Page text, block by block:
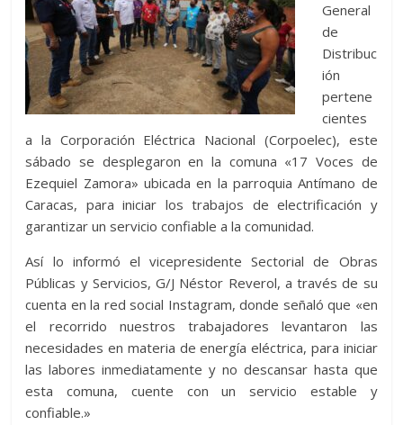
General
de
Distribuc
ión
pertene
cientes
a la Corporación Eléctrica Nacional (Corpoelec), este
sábado se desplegaron en la comuna «17 Voces de
Ezequiel Zamora» ubicada en la parroquia Antímano de
Caracas, para iniciar los trabajos de electrificación y
garantizar un servicio confiable a la comunidad.
Así lo informó el vicepresidente Sectorial de Obras
Públicas y Servicios, G/J Néstor Reverol, a través de su
cuenta en la red social Instagram, donde señaló que «en
el recorrido nuestros trabajadores levantaron las
necesidades en materia de energía eléctrica, para iniciar
las labores inmediatamente y no descansar hasta que
esta comuna, cuente con un servicio estable y
confiable.»